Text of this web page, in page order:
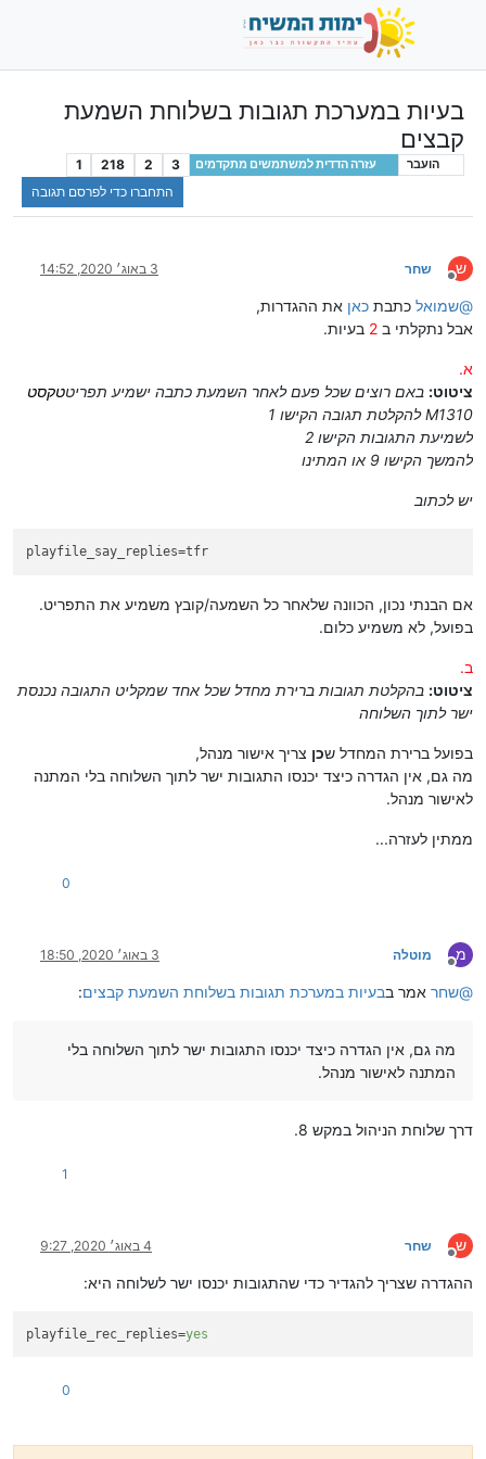
בעיות במערכת תגובות בשלוחת השמעת
קבצים
הועבר עזרה הדדית למשתמשים מתקדמים 3
2
218
1
התחברו כדי לפרסם תגובה
ש
מנותק
שחר 3 באוג׳ 2020, 14:52
@שמואל כתבת כאן את ההגדרות,
אבל נתקלתי ב 2 בעיות.
א.
ציטוט: באם רוצים שכל פעם לאחר השמעת כתבה ישמיע תפריטטקסט
M1310 להקלטת תגובה הקישו 1
לשמיעת התגובות הקישו 2
להמשך הקישו 9 או המתינו
יש לכתוב
playfile_say_replies=tfr
אם הבנתי נכון, הכוונה שלאחר כל השמעה/קובץ משמיע את התפריט.
בפועל, לא משמיע כלום.
ב.
ציטוט: בהקלטת תגובות ברירת מחדל שכל אחד שמקליט התגובה נכנסת
ישר לתוך השלוחה
בפועל ברירת המחדל שכן צריך אישור מנהל,
מה גם, אין הגדרה כיצד יכנסו התגובות ישר לתוך השלוחה בלי המתנה
לאישור מנהל.
ממתין לעזרה...
0
מ
מנותק
מוטלה 3 באוג׳ 2020, 18:50
@שחר אמר בבעיות במערכת תגובות בשלוחת השמעת קבצים:
מה גם, אין הגדרה כיצד יכנסו התגובות ישר לתוך השלוחה בלי
המתנה לאישור מנהל.
דרך שלוחת הניהול במקש 8.
1
ש
מנותק
שחר 4 באוג׳ 2020, 9:27
ההגדרה שצריך להגדיר כדי שהתגובות יכנסו ישר לשלוחה היא:
playfile_rec_replies=yes
0